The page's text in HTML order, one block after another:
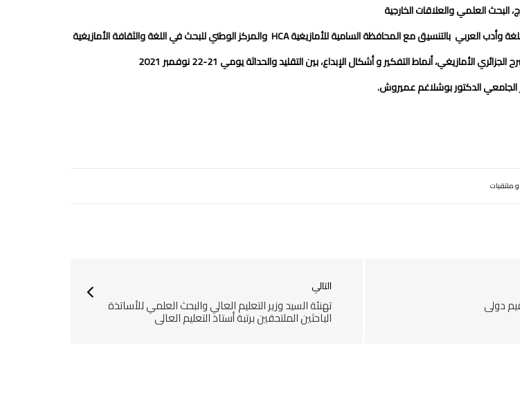
البحث العلمي والعلاقات الخارجية
وأدب العربي بالتنسيق مع المحافظة السامية للأمازيغيةHCA والمركز الوطني للبحث في اللغة والثقافة الأمازيغية
الأمازيغي، أنماط التفكير و أشكال الإبداع، بين التقليد والحداثة يومي 21-22 نوفمبر 2021
الجامعي الدكتور بوشلاغم عميروش.
ملتقيات
التالي
تهنئة السيد وزير التعليم العالي والبحث العلمي للأساتذة
الباحثين الملتحقين برتبة أستاذ التعليم العالي
دولي